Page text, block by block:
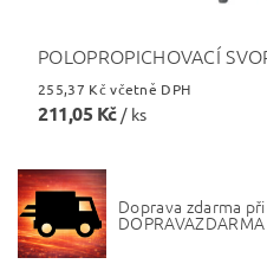
POLOPROPICHOVACÍ
255,37 Kč včetně DPH
211,05 Kč/ ks
Doprava zdarma
DOPRAVAZDARMA